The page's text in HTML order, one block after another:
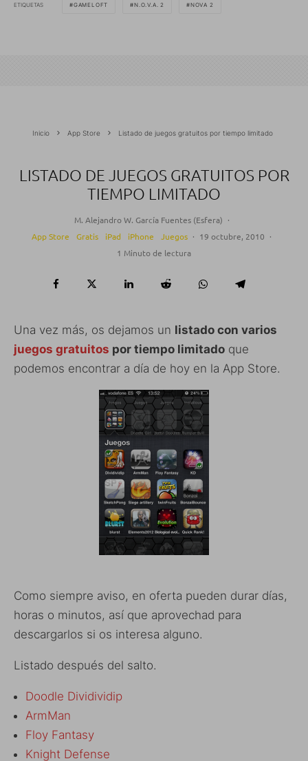
ETIQUETAS GAMELOFT N.O.V.A. 2 NOVA 2
Inicio App Store Listado de juegos gratuitos por tiempo limitado
LISTADO DE JUEGOS GRATUITOS POR
TIEMPO LIMITADO
M. Alejandro W. García Fuentes (Esfera) ·
App Store
Gratis iPad iPhone Juegos · 19 octubre, 2010 ·
1 Minuto de lectura
Una vez más, os dejamos un listado con varios
juegos gratuitos por tiempo limitado que
podemos encontrar a día de hoy en la App Store.
Como siempre aviso, en oferta pueden durar días,
horas o minutos, así que aprovechad para
descargarlos si os interesa alguno.
Listado después del salto.
Doodle Dividividip
ArmMan
Floy Fantasy
Knight Defense